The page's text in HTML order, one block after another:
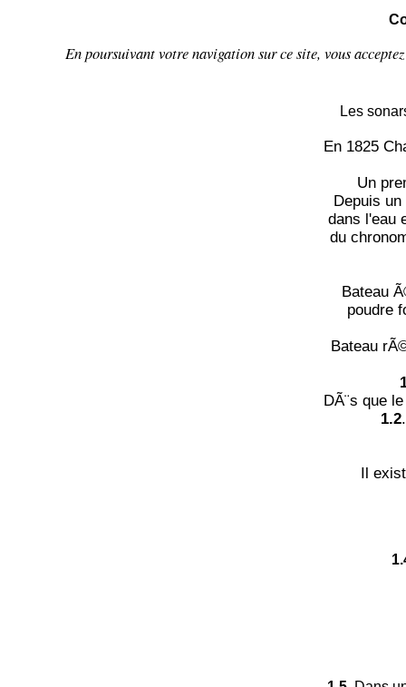
En poursuivant votre navigation sur ce site, vous
Les
En 1825
Un
Depuis
dans l'eau
du
Bateau
poudre
Bateau
DÃ¨s que
1.2
Il